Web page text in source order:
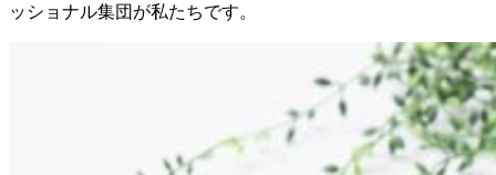
ッショナル集団が私たちです。